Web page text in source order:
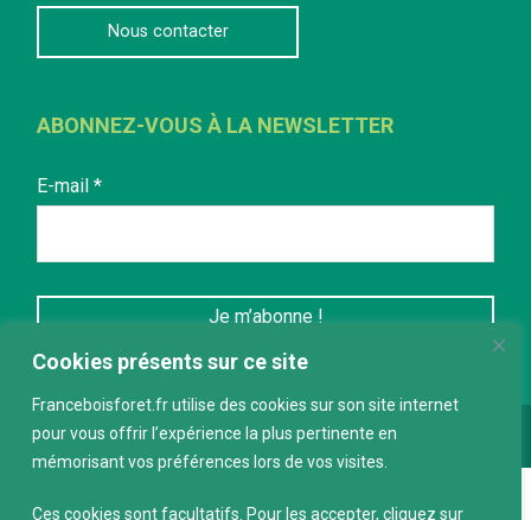
Cookies présents sur ce site
Franceboisforet.fr utilise des cookies sur son site internet
pour vous offrir l’expérience la plus pertinente en
mémorisant vos préférences lors de vos visites.
Ces cookies sont facultatifs. Pour les accepter, cliquez sur
Nous contacter
ABONNEZ-VOUS À LA NEWSLETTER
E-mail *
Conception : keepdesign.fr